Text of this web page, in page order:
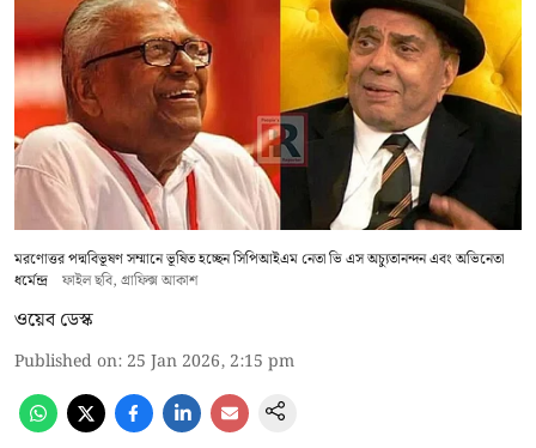
মরণোত্তর পদ্মবিভূষণ সম্মানে ভূষিত হচ্ছেন সিপিআইএম নেতা ভি এস অচ্যুতানন্দন এবং অভিনেতা
ধর্মেন্দ্র
ফাইল ছবি, গ্রাফিক্স আকাশ
ওয়েব ডেস্ক
Published on: 25 Jan 2026, 2:15 pm